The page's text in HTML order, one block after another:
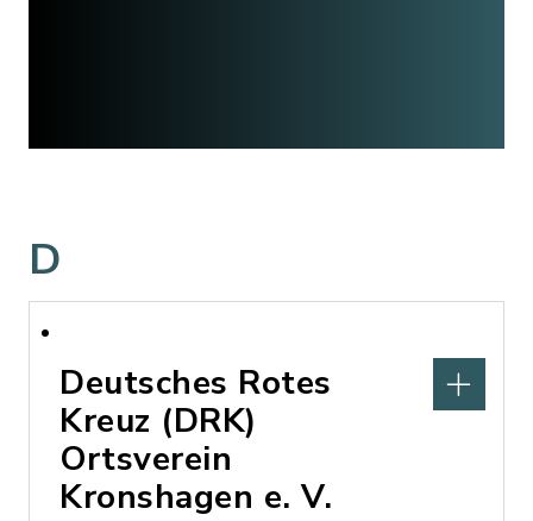
D
Deutsches Rotes
Kreuz (DRK)
Ortsverein
Kronshagen e. V.